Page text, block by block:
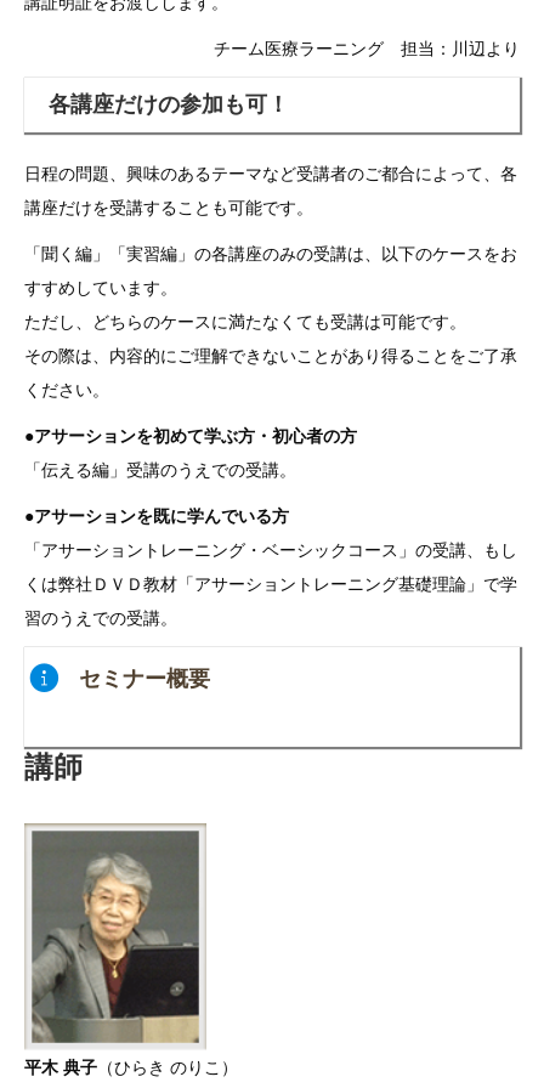
チーム医療ラーニング 担当：川辺より
各講座だけの参加も可！
日程の問題、興味のあるテーマなど受講者のご都合によって、各
講座だけを受講することも可能です。
「聞く編」「実習編」の各講座のみの受講は、以下のケースをお
すすめしています。
ただし、どちらのケースに満たなくても受講は可能です。
その際は、内容的にご理解できないことがあり得ることをご了承
ください。
●アサーションを初めて学ぶ方・初心者の方
「伝える編」受講のうえでの受講。
●アサーションを既に学んでいる方
「アサーショントレーニング・ベーシックコース」の受講、もし
くは弊社ＤＶＤ教材「アサーショントレーニング基礎理論」で学
習のうえでの受講。
セミナー概要
講師
平木 典子 （ひらき のりこ）